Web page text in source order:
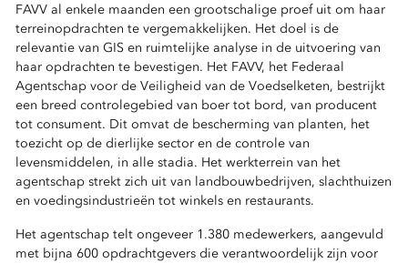
FAVV al enkele maanden een grootschalige proef uit om haar
terreinopdrachten te vergemakkelijken. Het doel is de
relevantie van GIS en ruimtelijke analyse in de uitvoering van
haar opdrachten te bevestigen. Het FAVV, het Federaal
Agentschap voor de Veiligheid van de Voedselketen, bestrijkt
een breed controlegebied van boer tot bord, van producent
tot consument. Dit omvat de bescherming van planten, het
toezicht op de dierlijke sector en de controle van
levensmiddelen, in alle stadia. Het werkterrein van het
agentschap strekt zich uit van landbouwbedrijven, slachthuizen
en voedingsindustrieën tot winkels en restaurants.
Het agentschap telt ongeveer 1.380 medewerkers, aangevuld
met bijna 600 opdrachtgevers die verantwoordelijk zijn voor